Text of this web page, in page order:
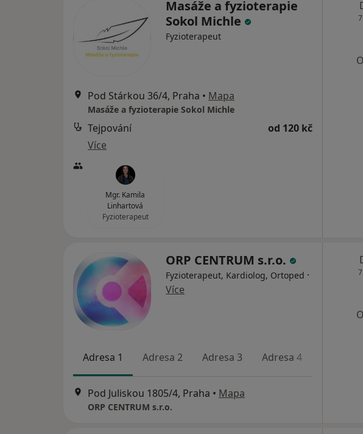
Masáže a fyzioterapie
Sokol Michle
Fyzioterapeut
Pod Stárkou 36/4, Praha • Mapa
Masáže a fyzioterapie Sokol Michle
Tejpování
od 120 kč
Více
Mgr. Kamila
Linhartová
Fyzioterapeut
ORP CENTRUM s.r.o.
Fyzioterapeut, Kardiolog, Ortoped ·
Více
Adresa 1 Adresa 2 Adresa 3 Adresa 4
Pod Juliskou 1805/4, Praha • Mapa
ORP CENTRUM s.r.o.